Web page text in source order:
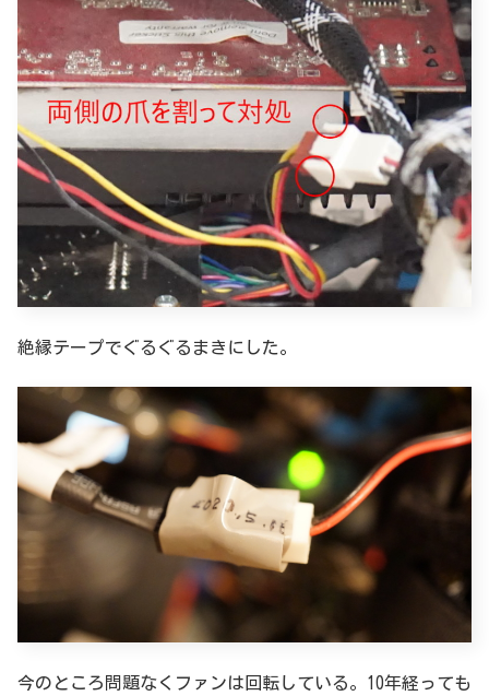
絶縁テープでぐるぐるまきにした。
今のところ問題なくファンは回転している。10年経っても